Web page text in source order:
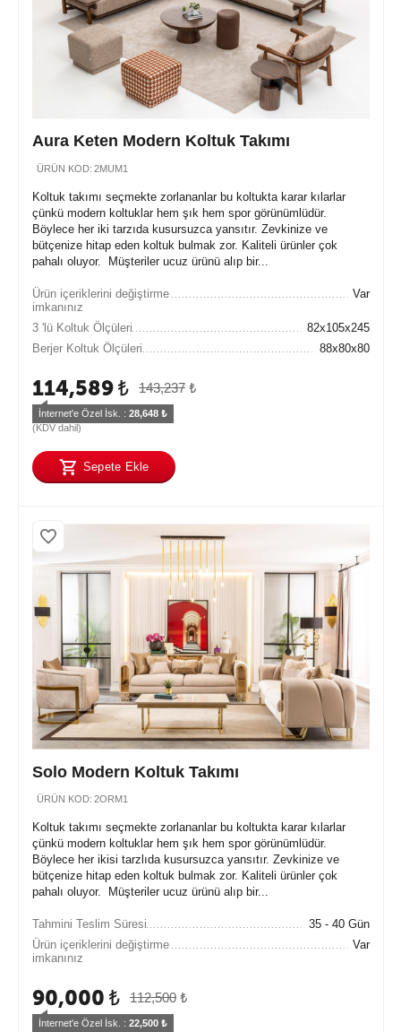
Aura Keten Modern Koltuk Takımı
ÜRÜN KOD: 2MUM1
Koltuk takımı seçmekte zorlananlar bu koltukta karar kılarlar
çünkü modern koltuklar hem şık hem spor görünümlüdür.
Böylece her iki tarzıda kusursuzca yansıtır. Zevkinize ve
bütçenize hitap eden koltuk bulmak zor. Kaliteli ürünler çok
pahalı oluyor. Müşteriler ucuz ürünü alıp bir...
Ürün içeriklerini değiştirme
imkanınız
Var
3 'lü Koltuk Ölçüleri
82x105x245
Berjer Koltuk Ölçüleri
88x80x80
143,237 ₺
114,589₺
İnternet'e Özel İsk. : 28,648 ₺
(KDV dahil)
Sepete Ekle
Solo Modern Koltuk Takımı
ÜRÜN KOD: 2ORM1
Koltuk takımı seçmekte zorlananlar bu koltukta karar kılarlar
çünkü modern koltuklar hem şık hem spor görünümlüdür.
Böylece her ikisi tarzlıda kusursuzca yansıtır. Zevkinize ve
bütçenize hitap eden koltuk bulmak zor. Kaliteli ürünler çok
pahalı oluyor. Müşteriler ucuz ürünü alıp bir...
Tahmini Teslim Süresi
35 - 40 Gün
Ürün içeriklerini değiştirme
imkanınız
Var
112,500 ₺
90,000 ₺
İnternet'e Özel İsk. : 22,500 ₺